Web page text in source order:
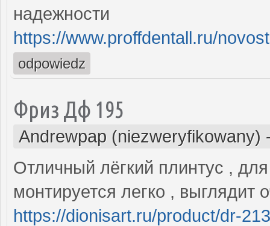
надежности
https://www.proffdentall.ru/
odpowiedz
Фриз Дф 195
Andrewpap (niezweryfikowany)
Отличный лёгкий плинтус ,
монтируется легко , выглядит
https://dionisart.ru/product/dr-